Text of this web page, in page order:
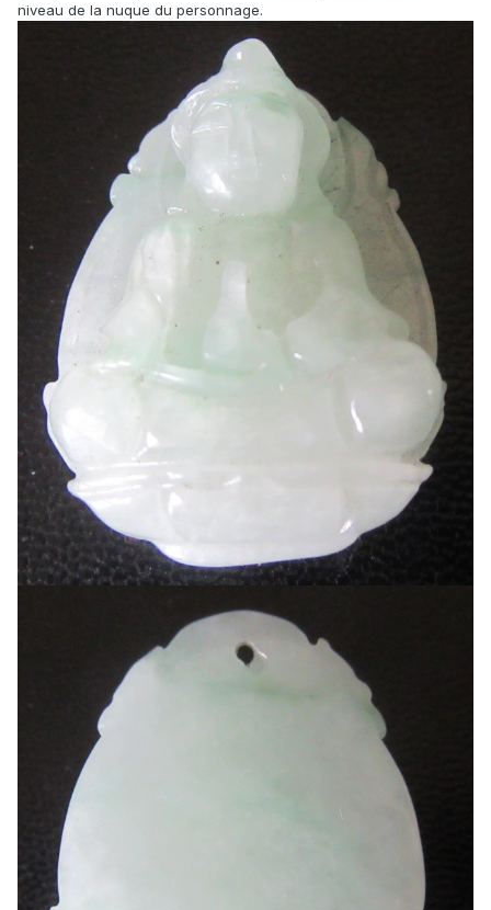
niveau de la nuque du personnage.